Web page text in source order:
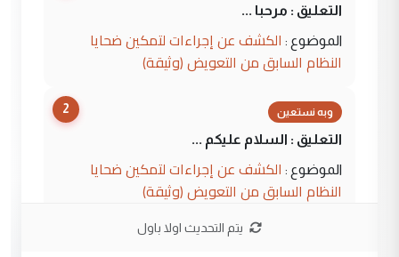
التعليق : مرحبا ...
الموضوع : الكشف عن إجراءات لتمكين ضحايا
النظام السابق من التعويض (وثيقة)
2 وبه نستعين
التعليق : السلام عليكم ...
الموضوع : الكشف عن إجراءات لتمكين ضحايا
النظام السابق من التعويض (وثيقة)
يتم التحديث اولا باول